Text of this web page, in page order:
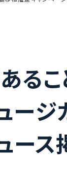
るこ
ジ
ース